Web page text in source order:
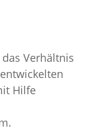
Verhältnis
Hilfe